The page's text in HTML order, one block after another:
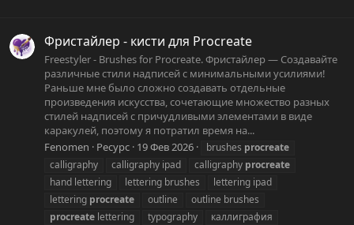
Фристайлер - кисти для Procreate
Freestyler - Brushes for Procreate. Фристайлер — Создавайте
различные стили надписей с минимальными усилиями!
Раньше мне было сложно создавать отдельные
произведения искусства, сочетающие множество разных
стилей надписей с причудливыми элементами в виде
каракулей, поэтому я потратил время на...
Fenomen
Ресурс 19 Фев 2026 brushes procreate
calligraphy
calligraphy ipad calligraphy procreate
hand lettering
lettering brushes
lettering ipad
lettering procreate outline
outline brushes
procreate lettering typography
каллиграфия